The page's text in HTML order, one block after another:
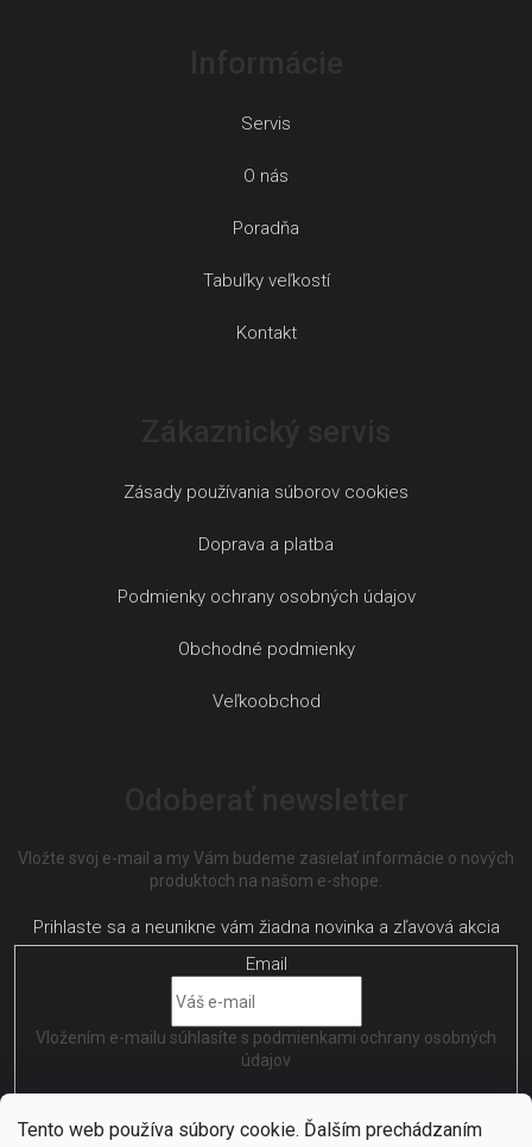
Tento web používa súbory cookie. Ďalším prechádzaním
Servis
O nás
Poradňa
Tabuľky veľkostí
Kontakt
Zásady používania súborov cookies
Doprava a platba
Podmienky ochrany osobných údajov
Obchodné podmienky
Veľkoobchod
Vložte svoj e-mail a my Vám budeme zasielať informácie o nových
produktoch na našom e-shope.
Email
Vložením e-mailu súhlasíte s podmienkami ochrany osobných
údajov
PRIHLÁSIŤ SA